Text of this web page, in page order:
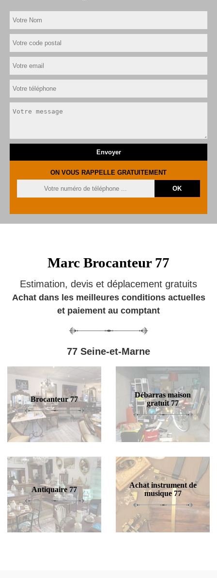
ON VOUS RAPPELLE GRATUITEMENT
Marc Brocanteur 77
Estimation, devis et déplacement gratuits
Achat dans les meilleures conditions actuelles
et paiement au comptant
77 Seine-et-Marne
Brocanteur 77
Débarras maison
gratuit 77
Antiquaire 77
Achat instrument de
musique 77